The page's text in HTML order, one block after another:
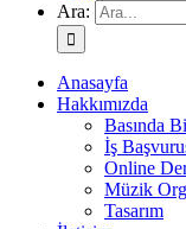
Ara:
Anasayfa
Hakkımızda
Basında
İş
Online
Müzik
Tasarım